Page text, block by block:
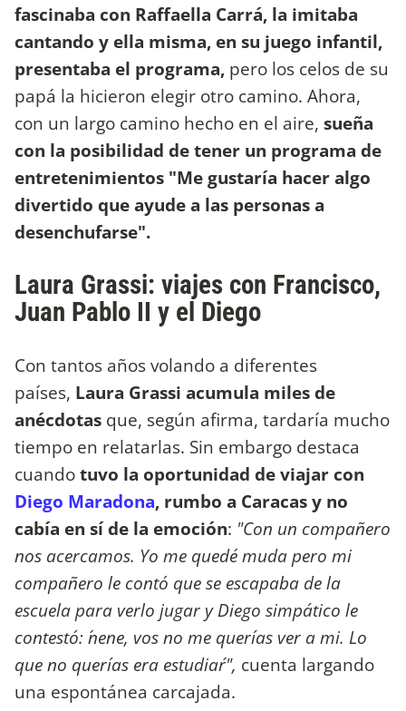
fascinaba con Raffaella Carrá, la imitaba
cantando y ella misma, en su juego infantil,
presentaba el programa, pero los celos de su
papá la hicieron elegir otro camino. Ahora,
con un largo camino hecho en el aire, sueña
con la posibilidad de tener un programa de
entretenimientos "Me gustaría hacer algo
divertido que ayude a las personas a
desenchufarse".
Laura Grassi: viajes con Francisco,
Juan Pablo II y el Diego
Con tantos años volando a diferentes
países, Laura Grassi acumula miles de
anécdotas que, según afirma, tardaría mucho
tiempo en relatarlas. Sin embargo destaca
cuandotuvo la oportunidad de viajar con
Diego Maradona, rumbo a Caracas y no
cabía en sí de la emoción: "Con un compañero
nos acercamos. Yo me quedé muda pero mi
compañero le contó que se escapaba de la
escuela para verlo jugar y Diego simpático le
contestó: ´nene, vos no me querías ver a mi. Lo
que no querías era estudiar´", cuenta largando
una espontánea carcajada.